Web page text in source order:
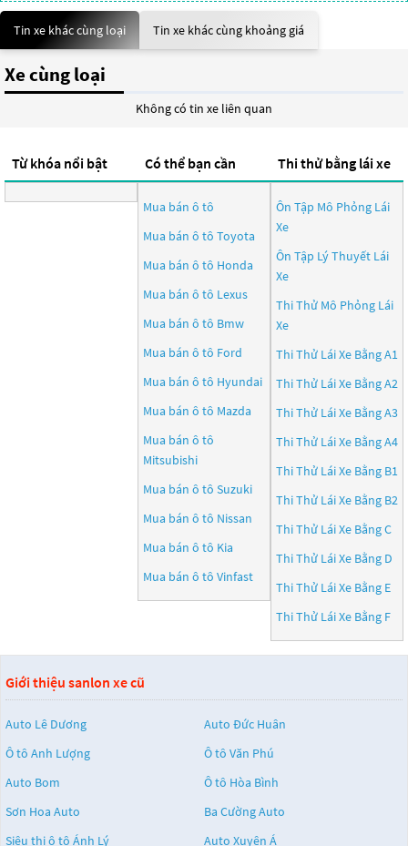
Tin xe khác cùng loại Tin xe khác cùng khoảng giá
Xe cùng loại
Không có tin xe liên quan
Từ khóa nổi bật Có thể bạn cần
Mua bán ô tô
Mua bán ô tô Toyota
Mua bán ô tô Honda
Mua bán ô tô Lexus
Mua bán ô tô Bmw
Mua bán ô tô Ford
Mua bán ô tô Hyundai
Mua bán ô tô Mazda
Mua bán ô tô
Mitsubishi
Mua bán ô tô Suzuki
Mua bán ô tô Nissan
Mua bán ô tô Kia
Mua bán ô tô Vinfast
Thi thử bằng lái xe
Ôn Tập Mô Phỏng Lái
Xe
Ôn Tập Lý Thuyết Lái
Xe
Thi Thử Mô Phỏng Lái
Xe
Thi Thử Lái Xe Bằng A1
Thi Thử Lái Xe Bằng A2
Thi Thử Lái Xe Bằng A3
Thi Thử Lái Xe Bằng A4
Thi Thử Lái Xe Bằng B1
Thi Thử Lái Xe Bằng B2
Thi Thử Lái Xe Bằng C
Thi Thử Lái Xe Bằng D
Thi Thử Lái Xe Bằng E
Thi Thử Lái Xe Bằng F
Giới thiệu sanlon xe cũ
Auto Lê Dương
Auto Đức Huân
Ô tô Anh Lượng
Ô tô Văn Phú
Auto Bom
Ô tô Hòa Bình
Sơn Hoa Auto
Ba Cường Auto
Siêu thị ô tô Ánh Lý
Auto Xuyên Á